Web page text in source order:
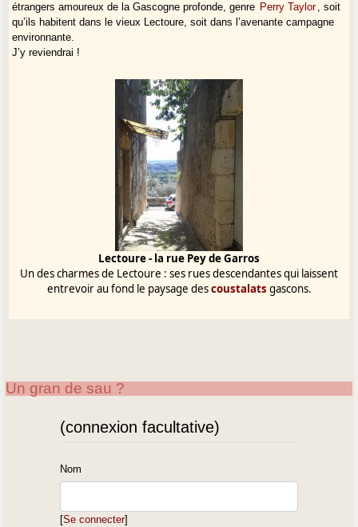
étrangers amoureux de la Gascogne profonde, genre Perry Taylor, soit
qu’ils habitent dans le vieux Lectoure, soit dans l’avenante campagne
environnante.
J’y reviendrai !
Lectoure - la rue Pey de Garros
Un des charmes de Lectoure : ses rues descendantes qui laissent
entrevoir au fond le paysage descoustalats gascons.
Un gran de sau ?
(connexion facultative)
Nom
[Se connecter]